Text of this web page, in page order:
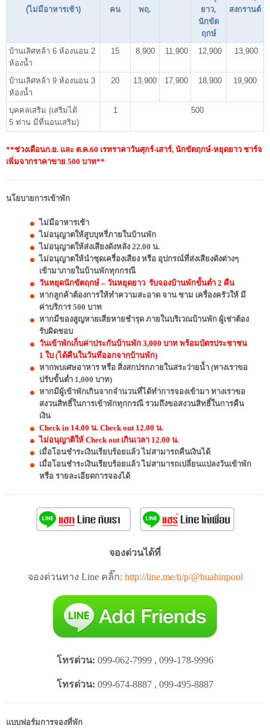
(ไม่มีอาหารเช้า)
คน
พฤ.
ยาว,
นักขัต
ฤกษ์
สงกรานต์
บ้านเลิศหล้า 6 ห้องนอน 2
ห้องน้ำ
15 8,900 11,900 12,900 13,900
บ้านเลิศหล้า 9 ห้องนอน 3
ห้องน้ำ
20 13,900 17,900 18,900 19,900
บุคคลเสริม (เสริมได้
5 ท่าน มีที่นอนเสริม)
1 500
**ช่วงเดือนก.ย. และ ต.ค.60 เรทราคาวันศุกร์-เสาร์, นักขัตฤกษ์-หยุดยาว ชาร์จ
เพิ่มจากราคาขาย 500 บาท**
นโยบายการเข้าพัก
ไม่มีอาหารเช้า
ไม่อนุญาตให้สูบบุหรี่ภายในบ้านพัก
ไม่อนุญาตให้ส่งเสียงดังหลัง 22.00 น.
ไม่อนุญาตให้นำชุดเครื่องเสียง หรือ อุปกรณ์ที่ส่งเสียงดังต่างๆ
เข้ามาภายในบ้านพักทุกกรณี
วันหยุดนักขัตฤกษ์ – วันหยุดยาว รับจองบ้านพักขั้นต่ำ 2 คืน
หากลูกค้าต้องการให้ทำความสะอาด จาน ชาม เครื่องครัวให้ มี
ค่าบริการ 500 บาท
หากมีของสูญหายเสียหายชำรุด ภายในบริเวณบ้านพัก ผู้เช่าต้อง
รับผิดชอบ
วันเข้าพักเก็บค่าประกันบ้านพัก 3,000 บาท พร้อมบัตรประชาชน
1 ใบ (ได้คืนในวันที่ออกจากบ้านพัก)
หากพบเศษอาหาร หรือ สิ่งสกปรกภายในสระว่ายน้ำ (ทางเราขอ
ปรับขั้นต่ำ 1,000 บาท)
หากมีผู้เข้าพักเกินจากจำนวนที่ได้ทำการจองเข้ามา ทางเราขอ
สงวนสิทธิ์ในการเข้าพักทุกกรณี รวมถึงขอสงวนสิทธิ์ในการคืน
เงิน
Check in 14.00 น. Check out 12.00 น.
ไม่อนุญาติให้ Check out เกินเวลา 12.00 น.
เมื่อโอนชำระเงินเรียบร้อยแล้ว ไม่สามารถคืนเงินได้
เมื่อโอนชำระเงินเรียบร้อยแล้ว ไม่สามารถเปลี่ยนแปลงวันเข้าพัก
หรือ รายละเอียดการจองได้
จองด่วนได้ที่
จองด่วนทาง Line คลิ๊ก: http://line.me/ti/p/@huahinpool
โทรด่วน: 099-062-7999 , 099-178-9996
โทรด่วน: 099-674-8887 , 099-495-8887
แบบฟอร์มการจองที่พัก